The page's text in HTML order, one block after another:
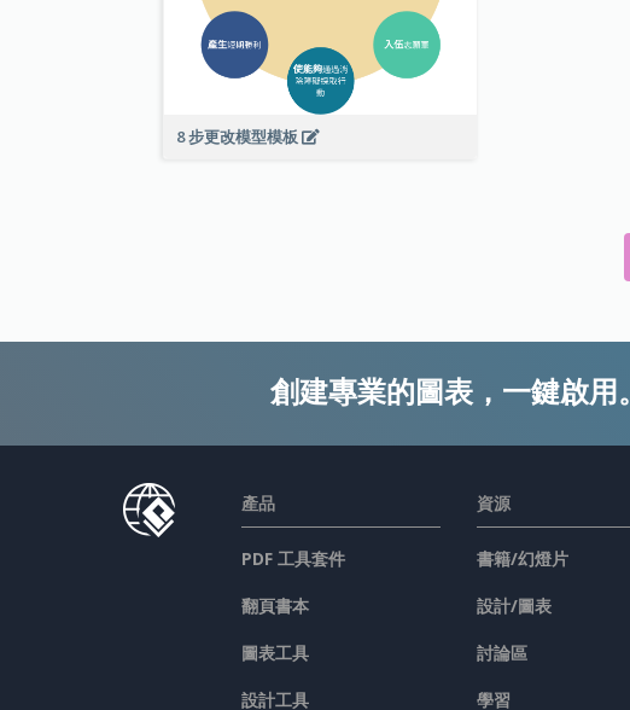
8 步更改模型模板
創建專業的圖表，一鍵啟用。
產品
PDF 工具套件
翻頁書本
圖表工具
設計工具
資源
書籍/幻燈片
設計/圖表
討論區
學習